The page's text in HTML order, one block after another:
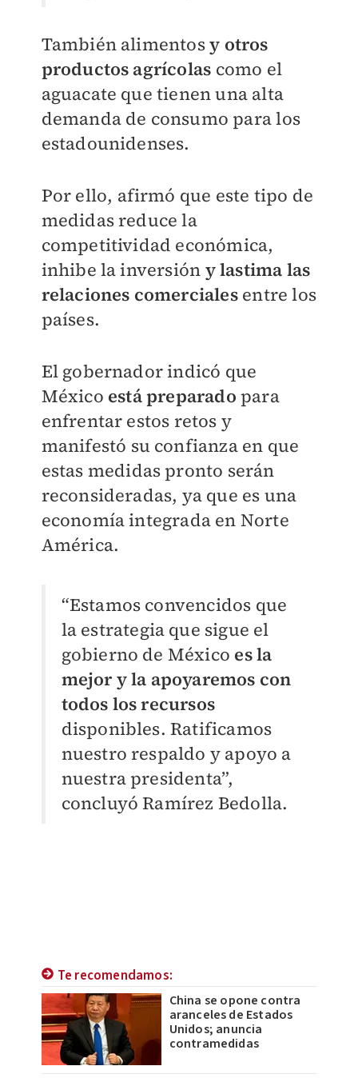
También alimentosy otros
productos agrícolas como el
aguacate que tienen una alta
demanda de consumo para los
estadounidenses.
Por ello, afirmó que este tipo de
medidas reduce la
competitividad económica,
inhibe la inversión y lastima las
relaciones comercialesentre los
países.
El gobernador indicó que
México está preparado para
enfrentar estos retos y
manifestó su confianza en que
estas medidas pronto serán
reconsideradas, ya que es una
economía integrada en Norte
América.
“Estamos convencidos que
la estrategia que sigue el
gobierno de México es la
mejor y la apoyaremos con
todos los recursos
disponibles. Ratificamos
nuestro respaldo y apoyo a
nuestra presidenta”,
concluyó Ramírez Bedolla.
Te recomendamos:
China se opone contra
aranceles de Estados
Unidos; anuncia
contramedidas